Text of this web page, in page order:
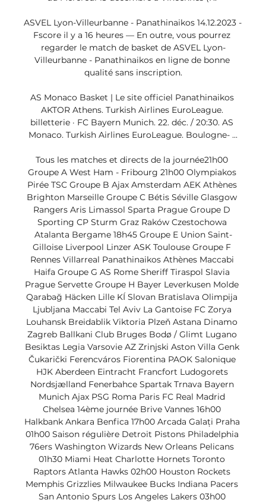
ASVEL Lyon-Villeurbanne - Panathinaikos 14.12.2023 -
Fscore il y a 16 heures — En outre, vous pourrez
regarder le match de basket de ASVEL Lyon-
Villeurbanne - Panathinaikos en ligne de bonne
qualité sans inscription.
AS Monaco Basket | Le site officiel Panathinaikos
AKTOR Athens. Turkish Airlines EuroLeague.
billetterie · FC Bayern Munich. 22. déc. / 20:30. AS
Monaco. Turkish Airlines EuroLeague. Boulogne- ...
Tous les matches et directs de la journée21h00
Groupe A West Ham - Fribourg 21h00 Olympiakos
Pirée TSC Groupe B Ajax Amsterdam AEK Athènes
Brighton Marseille Groupe C Bétis Séville Glasgow
Rangers Aris Limassol Sparta Prague Groupe D
Sporting CP Sturm Graz Raków Czestochowa
Atalanta Bergame 18h45 Groupe E Union Saint-
Gilloise Liverpool Linzer ASK Toulouse Groupe F
Rennes Villarreal Panathinaikos Athènes Maccabi
Haifa Groupe G AS Rome Sheriff Tiraspol Slavia
Prague Servette Groupe H Bayer Leverkusen Molde
Qarabağ Häcken Lille KÍ Slovan Bratislava Olimpija
Ljubljana Maccabi Tel Aviv La Gantoise FC Zorya
Louhansk Breidablik Viktoria Plzeň Astana Dinamo
Zagreb Ballkani Club Bruges Bodø / Glimt Lugano
Besiktas Legia Varsovie AZ Zrinjski Aston Villa Genk
Čukarički Ferencváros Fiorentina PAOK Salonique
HJK Aberdeen Eintracht Francfort Ludogorets
Nordsjælland Fenerbahce Spartak Trnava Bayern
Munich Ajax PSG Roma Paris FC Real Madrid
Chelsea 14ème journée Brive Vannes 16h00
Halkbank Ankara Benfica 17h00 Arcada Galați Praha
01h00 Saison régulière Detroit Pistons Philadelphia
76ers Washington Wizards New Orleans Pelicans
01h30 Miami Heat Charlotte Hornets Toronto
Raptors Atlanta Hawks 02h00 Houston Rockets
Memphis Grizzlies Milwaukee Bucks Indiana Pacers
San Antonio Spurs Los Angeles Lakers 03h00